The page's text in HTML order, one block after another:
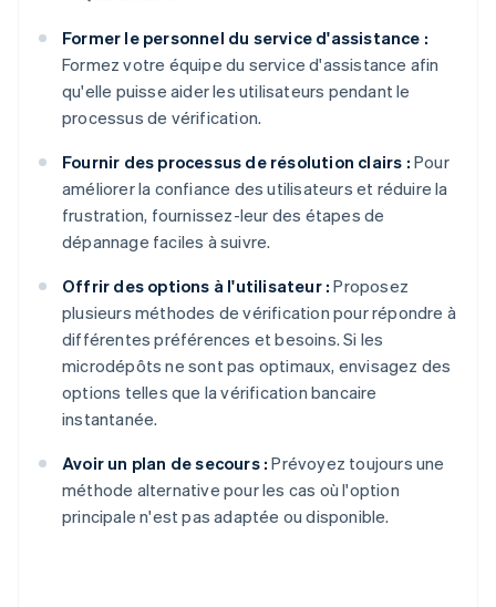
Former le personnel du service d'assistance :
Formez votre équipe du service d'assistance afin
qu'elle puisse aider les utilisateurs pendant le
processus de vérification.
Fournir des processus de résolution clairs : Pour
améliorer la confiance des utilisateurs et réduire la
frustration, fournissez-leur des étapes de
dépannage faciles à suivre.
Offrir des options à l'utilisateur : Proposez
plusieurs méthodes de vérification pour répondre à
différentes préférences et besoins. Si les
microdépôts ne sont pas optimaux, envisagez des
options telles que la vérification bancaire
instantanée.
Avoir un plan de secours : Prévoyez toujours une
méthode alternative pour les cas où l'option
principale n'est pas adaptée ou disponible.